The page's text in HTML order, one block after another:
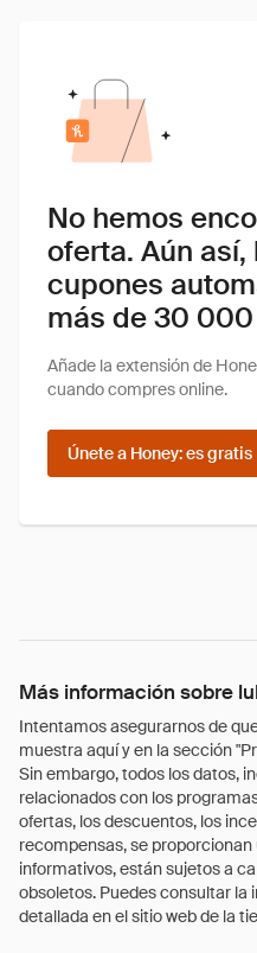
No hemos
oferta. Aún
cupones
más de 30
Añade la extensión de
cuando compres online.
Únete a Honey: es gratis
Más información sobre
Intentamos asegurarnos de
muestra aquí y en la sección
Sin embargo, todos los datos,
relacionados con los
ofertas, los descuentos, los
recompensas, se
informativos, están sujetos a
obsoletos. Puedes consultar
detallada en el sitio web de la